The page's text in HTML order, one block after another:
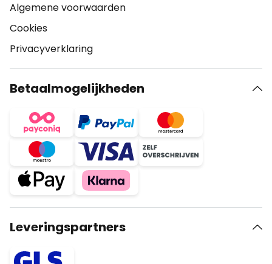
Algemene voorwaarden
Cookies
Privacyverklaring
Betaalmogelijkheden
Leveringspartners